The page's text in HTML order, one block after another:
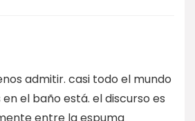
admitir. casi todo el mundo
el baño está. el discurso es